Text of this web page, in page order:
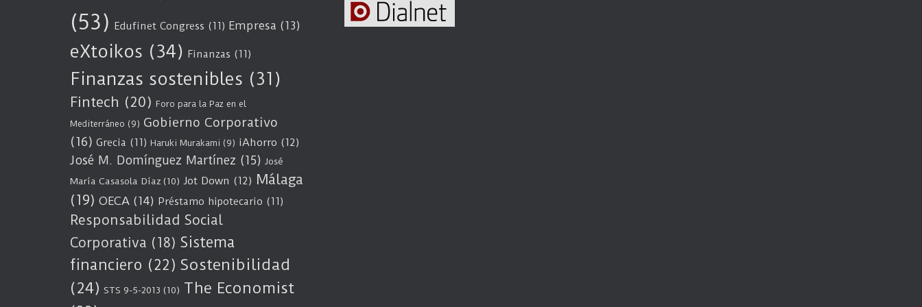
(53) Edufinet Congress (11) Empresa (13)
eXtoikos (34) Finanzas (11)
Finanzas sostenibles (31)
Fintech (20) Foro para la Paz en el
Mediterráneo (9) Gobierno Corporativo
(16) Grecia (11) Haruki Murakami (9) iAhorro (12)
José M. Domínguez Martínez (15) José
María Casasola Díaz (10) Jot Down (12) Málaga
(19) OECA (14) Préstamo hipotecario (11)
Responsabilidad Social
Corporativa (18) Sistema
financiero (22) Sostenibilidad
(24) STS 9-5-2013 (10) The Economist